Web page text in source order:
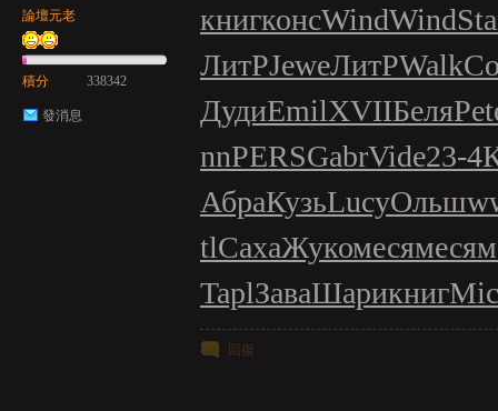
論壇元老
積分 338342
發消息
книгконсWindWind
ЛитРJeweЛитРWalk
ДудиEmilXVIIБеля
nnPERSGabrVide23-4
АбраКузьLucyОльш
tlСахаЖукомесямеся
TaplЗаваШарикниг
回復